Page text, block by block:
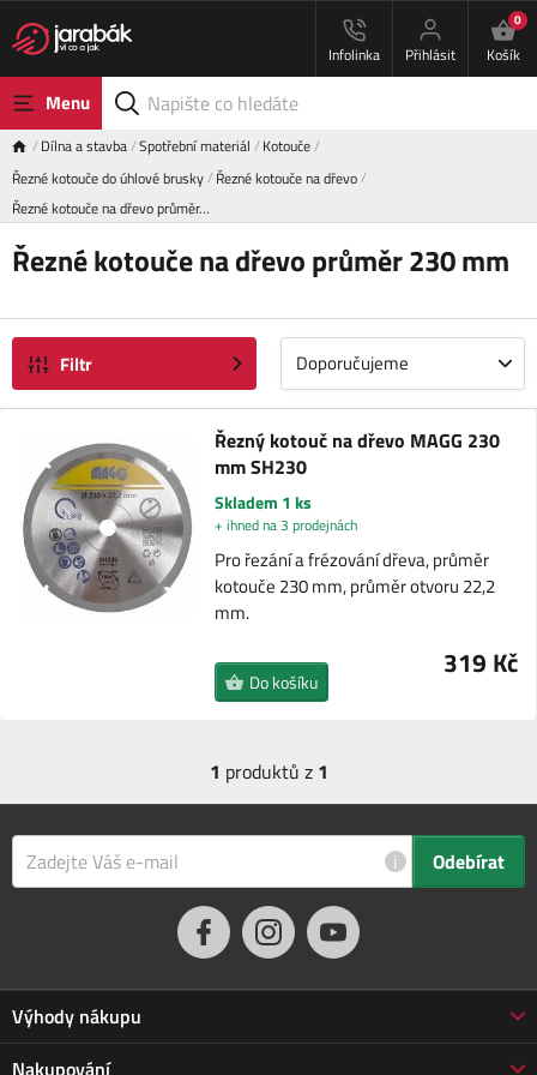
Infolinka Přihlásit
0
Košík
Menu
Dílna a stavba Spotřební materiál
Kotouče
Řezné kotouče do úhlové brusky Řezné kotouče na dřevo
Řezné kotouče na dřevo průměr…
Řezné kotouče na dřevo průměr 230 mm
Filtr Doporučujeme
Řezný kotouč na dřevo MAGG 230
mm SH230
Skladem 1 ks
+ ihned na 3 prodejnách
Pro řezání a frézování dřeva, průměr
kotouče 230 mm, průměr otvoru 22,2
mm.
319 Kč
Do košíku
1 produktů z 1
i Odebírat
Výhody nákupu
Proč nakupovat u nás
Nakupování